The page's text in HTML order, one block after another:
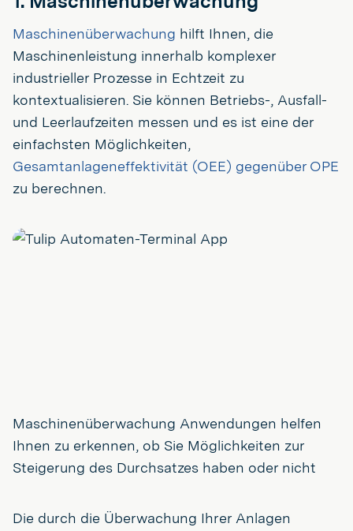
Maschinenüberwachung hilft Ihnen, die
Maschinenleistung innerhalb komplexer
industrieller Prozesse in Echtzeit zu
kontextualisieren. Sie können Betriebs-, Ausfall-
und Leerlaufzeiten messen und es ist eine der
einfachsten Möglichkeiten,
Gesamtanlageneffektivität (OEE) gegenüber OPE
zu berechnen.
Maschinenüberwachung Anwendungen helfen
Ihnen zu erkennen, ob Sie Möglichkeiten zur
Steigerung des Durchsatzes haben oder nicht
Die durch die Überwachung Ihrer Anlagen